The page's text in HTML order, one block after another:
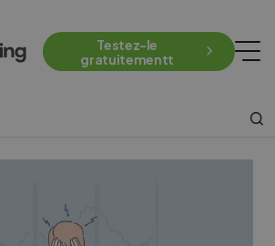
Testez-le
gratuitementt